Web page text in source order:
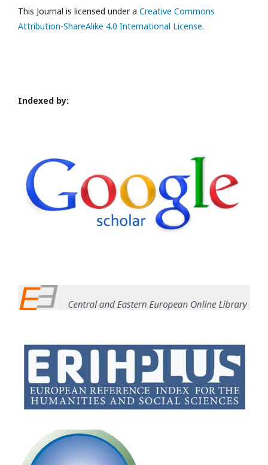
This Journal is licensed under a Creative Commons
Attribution-ShareAlike 4.0 International License.
Indexed by: